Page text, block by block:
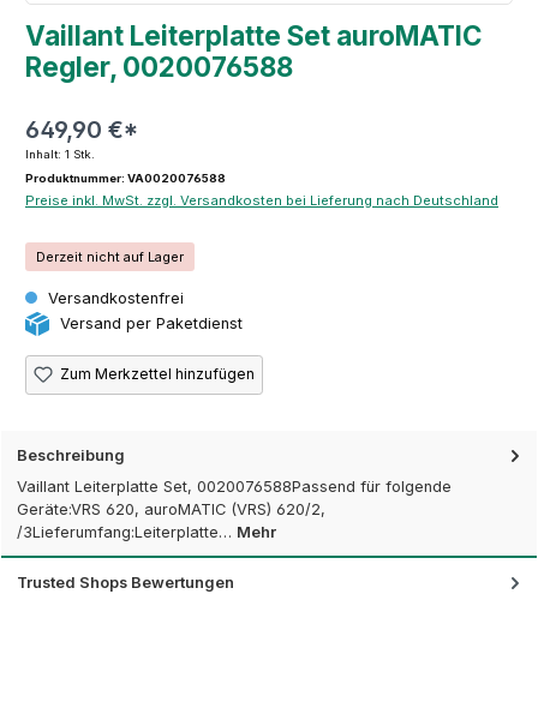
Vaillant Leiterplatte Set auroMATIC
Regler, 0020076588
649,90 €*
Inhalt: 1 Stk.
Produktnummer: VA0020076588
Preise inkl. MwSt. zzgl. Versandkosten bei Lieferung nach Deutschland
Derzeit nicht auf Lager
Versandkostenfrei
Versand per Paketdienst
Zum Merkzettel hinzufügen
Beschreibung
Vaillant Leiterplatte Set, 0020076588Passend für folgende
Geräte:VRS 620, auroMATIC (VRS) 620/2,
/3Lieferumfang:Leiterplatte… Mehr
Trusted Shops Bewertungen